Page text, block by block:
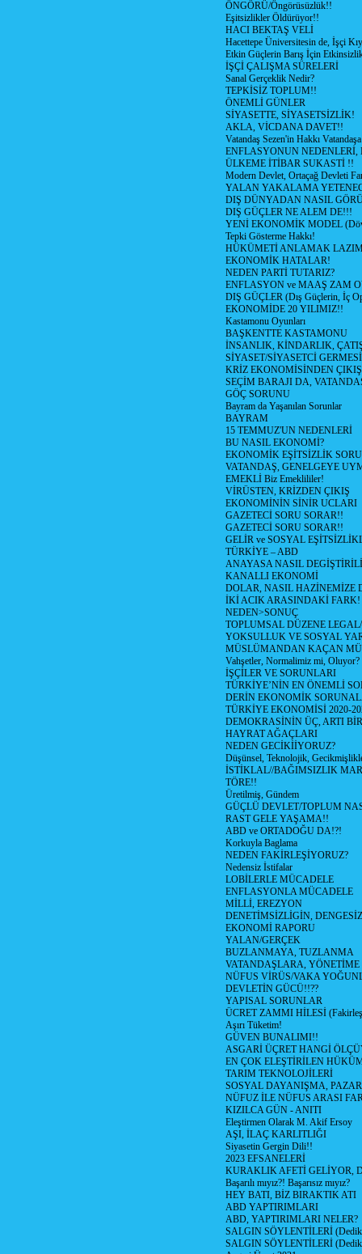
ÖNGÖRÜ/Öngörüsüzlük!!
Eşitsizlikler Öldürüyor!!
HACI BEKTAŞ VELİ
Hacettepe Üniversitesin de, İşçi
Etkin Güçlerin Barış İçin
İŞÇİ ÇALIŞMA SÜRELERİ
Sanal Gerçeklik Nedir?
TEPKİSİZ TOPLUM!!
ÖNEMLİ GÜNLER
SİYASETTE, SİYASETSİZLİK!
AKLA, VİCDANA DAVET!!
Vatandaş Sezen'in Hakkı
ENFLASYONUN NEDENLERİ,
ÜLKEME İTİBAR SUKASTİ !!
Modern Devlet, Ortaçağ Devleti
YALAN YAKALAMA
DIŞ DÜNYADAN NASIL
DIŞ GÜÇLER NE ALEM DE!!!
YENİ EKONOMİK MODEL
Tepki Gösterme Hakkı!
HÜKÜMETİ ANLAMAK
EKONOMİK HATALAR!
NEDEN PARTİ TUTARIZ?
ENFLASYON ve MAAŞ ZAM
DIŞ GÜÇLER (Dış Güçlerin, İç
EKONOMİDE 20 YILIMIZ!!
Kastamonu Oyunları
BAŞKENTTE KASTAMONU
İNSANLIK, KİNDARLIK,
SİYASET/SİYASETCİ
KRİZ EKONOMİSİNDEN ÇIKIŞ
SEÇİM BARAJI DA,
GÖÇ SORUNU
Bayram da Yaşanılan Sorunlar
BAYRAM
15 TEMMUZ'UN NEDENLERİ
BU NASIL EKONOMİ?
EKONOMİK EŞİTSİZLİK
VATANDAŞ, GENELGEYE
EMEKLİ Biz Emeklililer!
VİRÜSTEN, KRİZDEN ÇIKIŞ
EKONOMİNİN SİNİR UCLARI
GAZETECİ SORU SORAR!!
GAZETECİ SORU SORAR!!
GELİR ve SOSYAL
TÜRKİYE – ABD
ANAYASA NASIL
KANALLI EKONOMİ
DOLAR, NASIL HAZİNEMİZE
İKİ ACIK ARASINDAKİ FARK!
NEDEN>SONUÇ
TOPLUMSAL DÜZENE
YOKSULLUK VE SOSYAL
MÜSLÜMANDAN KAÇAN
Vahşetler, Normalimiz mi, Oluyor?
İŞÇİLER VE SORUNLARI
TÜRKİYE’NİN EN ÖNEMLİ
DERİN EKONOMİK
TÜRKİYE EKONOMİSİ 2020-
DEMOKRASİNİN ÜÇ, ARTI
HAYRAT AĞAÇLARI
NEDEN GECİKİİYORUZ?
Düşünsel, Teknolojik,
İSTİKLAL//BAĞIMSIZLIK
TÖRE!!
Üretilmiş, Gündem
GÜÇLÜ DEVLET/TOPLUM
RAST GELE YAŞAMA!!
ABD ve ORTADOĞU DA!?!
Korkuyla Baglama
NEDEN FAKİRLEŞİYORUZ?
Nedensiz İstifalar
LOBİLERLE MÜCADELE
ENFLASYONLA MÜCADELE
MİLLİ, EREZYON
DENETİMSİZLİGİN,
EKONOMİ RAPORU
YALAN/GERÇEK
BUZLANMAYA, TUZLANMA
VATANDAŞLARA,
NÜFUS VİRÜS/VAKA
DEVLETİN GÜCÜ!!??
YAPISAL SORUNLAR
ÜCRET ZAMMI HİLESİ
Aşırı Tüketim!
GÜVEN BUNALIMI!!
ASGARİ ÜÇRET HANGİ
EN ÇOK ELEŞTİRİLEN
TARIM TEKNOLOJİLERİ
SOSYAL DAYANIŞMA,
NÜFUZ İLE NÜFUS ARASI
KIZILCA GÜN - ANITI
Eleştirmen Olarak M. Akif Ersoy
AŞI, İLAÇ KARLITLIĞI
Siyasetin Gergin Dili!!
2023 EFSANELERİ
KURAKLIK AFETİ GELİYOR,
Başarılı mıyız?! Başarısız mıyız?
HEY BATI, BİZ BIRAKTIK ATI
ABD YAPTIRIMLARI
ABD, YAPTIRIMLARI NELER?
SALGIN SÖYLENTİLERİ
SALGIN SÖYLENTİLERİ